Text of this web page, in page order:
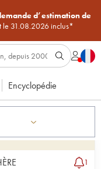
d’estimation de
le 31.08.2026 inclus*
Encyclopédie
1